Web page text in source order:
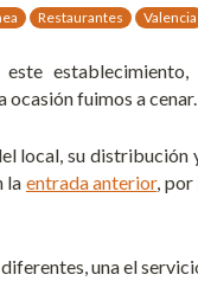
Restaurantes Valencia
este
ocasión fuimos a cenar.
local, su distribución
la entrada anterior, por
una el